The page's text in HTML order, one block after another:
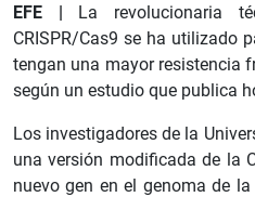
EFE | La revolucionaria
CRISPR/Cas9 se ha utilizado
tengan una mayor resistencia
según un estudio que publica
Los investigadores de la
una versión modificada de la
nuevo gen en el genoma de